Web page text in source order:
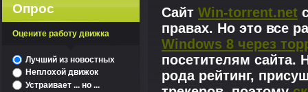
Сайт Win-torrent.net
правах. Но это все
Windows 8 через
посетителям сайта.
рода рейтинг,
Опрос
Оцените работу движка
Лучший из новостных
Неплохой движок
Устраивает ... но ...